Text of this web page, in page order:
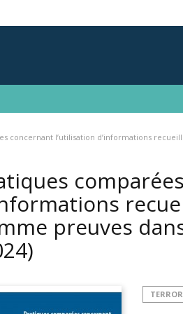
concernant l’utilisation d’informations
preuves